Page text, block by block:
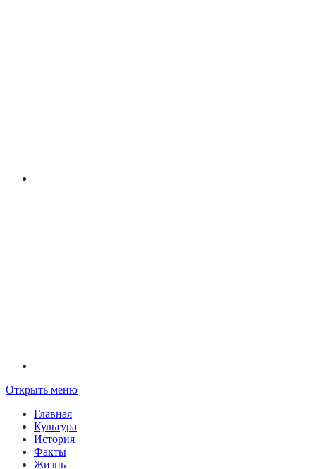
Открыть меню
Главная
Культура
История
Факты
Жизнь